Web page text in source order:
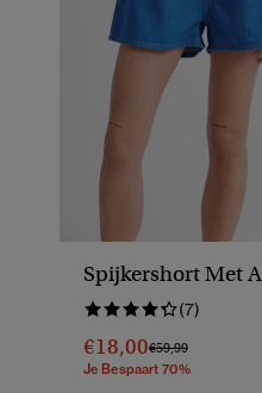
Spijkershort Met
(7)
€18,00Prijs Verlaagd Van
€59,99Naar
Je Bespaart 70%